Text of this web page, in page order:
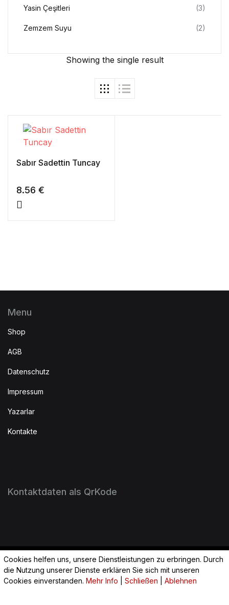
Showing the single result
Sabır Sadettin Tuncay
8.56 €
Yasin Çeşitleri (3)
Zemzem Suyu (2)
Menu
Shop
AGB
Datenschutz
Impressum
Yazarlar
Kontakte
Kontaktdaten als QrKode
2023 Huzur Wiesbaden. All Rights Reserved.
Cookies helfen uns, unsere Dienstleistungen zu erbringen. Durch
die Nutzung unserer Dienste erklären Sie sich mit unseren
Cookies einverstanden. Mehr Info Schließen Ablehnen